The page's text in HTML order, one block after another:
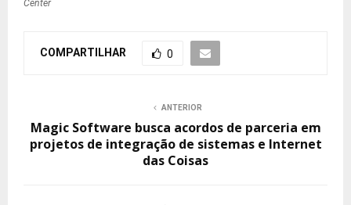
Center
COMPARTILHAR 0
ANTERIOR
Magic Software busca acordos de parceria em
projetos de integração de sistemas e Internet
das Coisas